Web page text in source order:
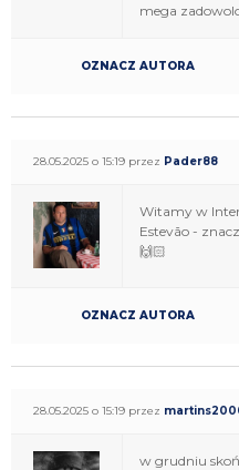
mega
OZNACZ AUTORA
28.05.2025 o 15:19 przez Pader88
Witamy w
Estevão -
🙌🏻
OZNACZ AUTORA
28.05.2025 o 15:19 przez
w grudniu